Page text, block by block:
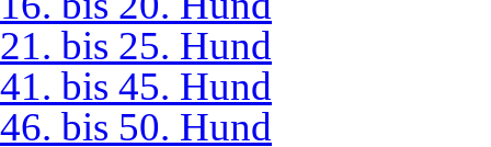
21. bis 25. Hund
41. bis 45. Hund
46. bis 50. Hund